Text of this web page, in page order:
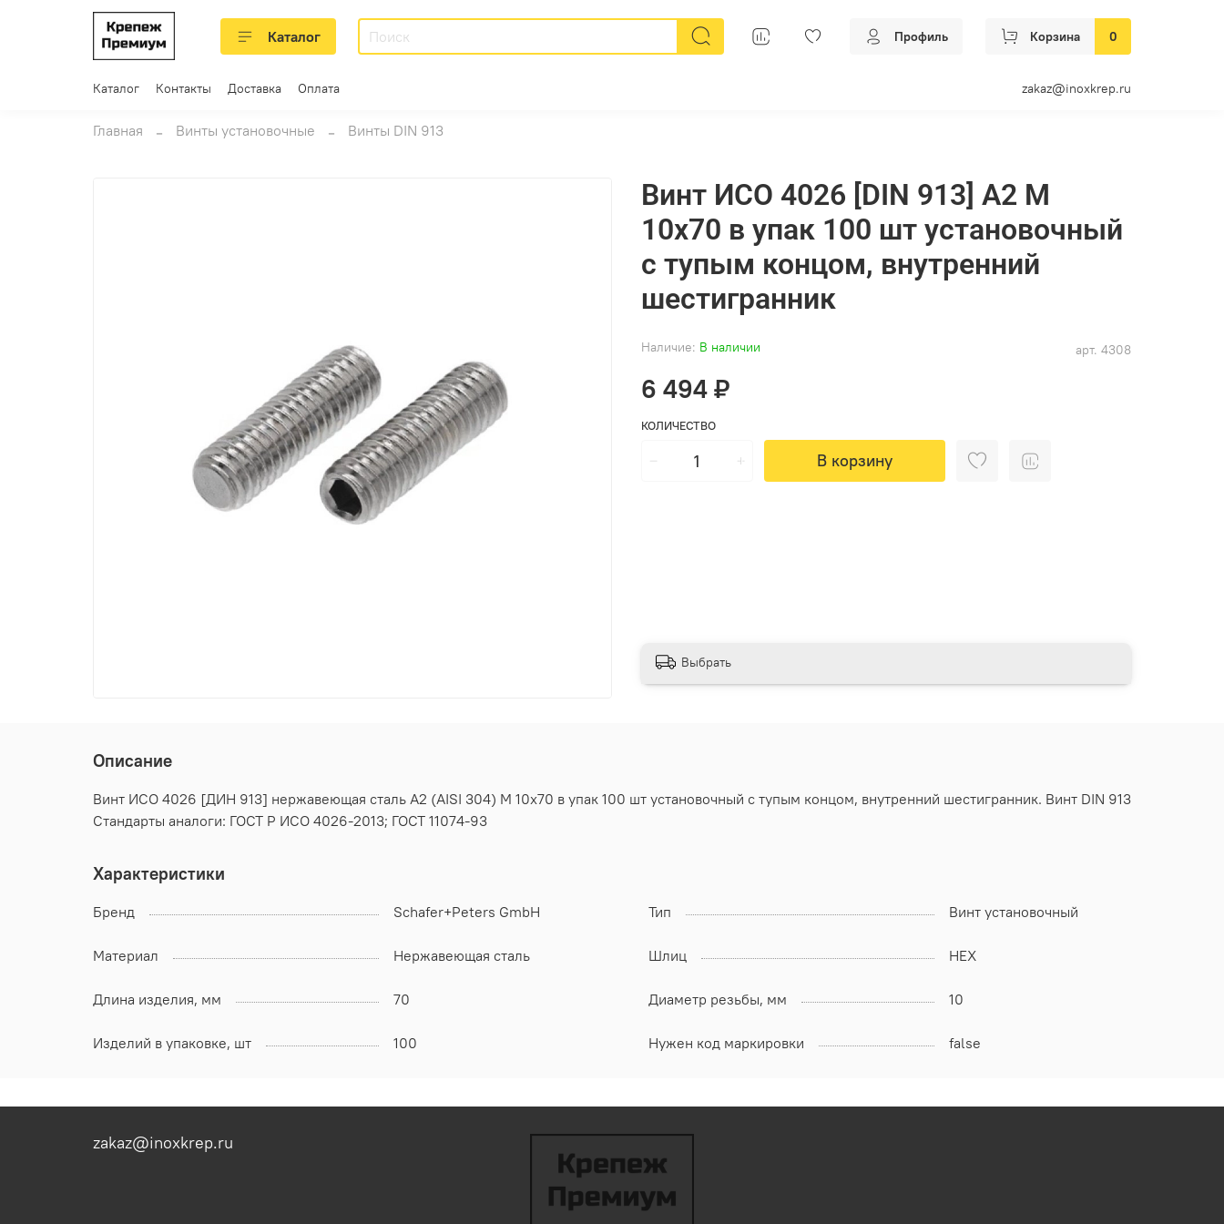
Каталог Профиль Корзина 0
Каталог Контакты Доставка Оплата zakaz@inoxkrep.ru
Главная Винты установочные Винты DIN 913
арт. 4308
Наличие: В наличии
Винт ИСО 4026 [DIN 913] А2 M
10х70 в упак 100 шт установочный
с тупым концом, внутренний
шестигранник
6 494 ₽
КОЛИЧЕСТВО
В корзину
Выбрать
Описание
Винт ИСО 4026 [ДИН 913] нержавеющая сталь А2 (AISI 304) M 10х70 в упак 100 шт установочный с тупым концом, внутренний шестигранник. Винт DIN 913
Стандарты аналоги: ГОСТ Р ИСО 4026-2013; ГОСТ 11074-93
Характеристики
Бренд Schafer+Peters GmbH Тип Винт установочный
Материал Нержавеющая сталь Шлиц HEX
Длина изделия, мм 70 Диаметр резьбы, мм 10
Изделий в упаковке, шт 100 Нужен код маркировки false
zakaz@inoxkrep.ru